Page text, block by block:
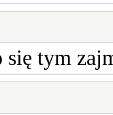
się tym